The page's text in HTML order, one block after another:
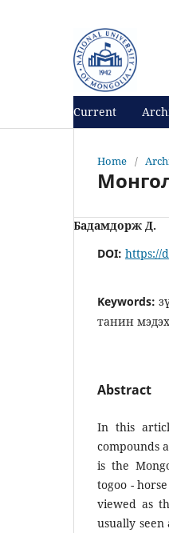
Current
Home /
Бадамдорж Д.
DOI: https://
Keywords:
танин
Abstract
In this
compounds
is the
togoo -
viewed as
usually